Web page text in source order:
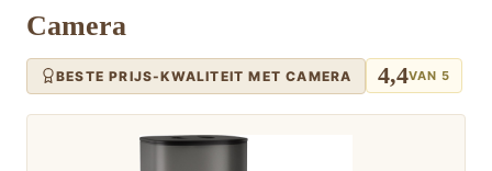
Camera
BESTE PRIJS-KWALITEIT MET CAMERA 4,4VAN 5